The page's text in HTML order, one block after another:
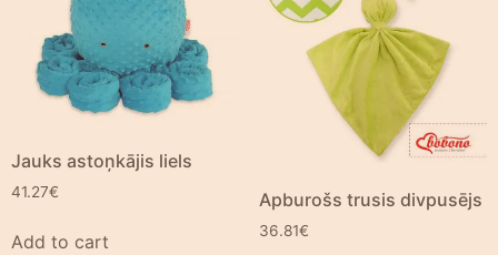
Jauks astoņkājis liels
41.27€
Add to cart
Apburošs trusis divpusējs
36.81€